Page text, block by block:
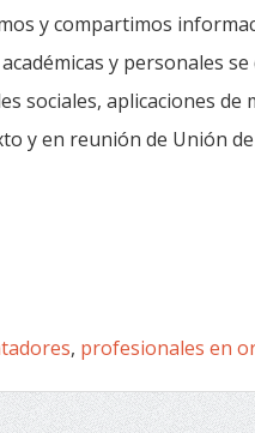
y compartimos
y personales
sociales, aplicaciones de
y en reunión de Unión de
, profesionales en